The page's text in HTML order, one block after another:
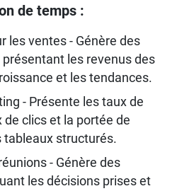
de temps :
les ventes - Génère des
les revenus des
et les tendances.
- Présente les taux de
clics et la portée de
tableaux structurés.
- Génère des
les décisions prises et